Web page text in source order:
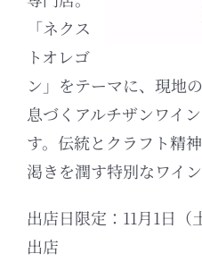
「ネクス
トオレゴ
ン」をテーマに、現地
息づくアルチザンワイ
す。 伝統とクラフト精
渇きを潤す特別なワイ
出店日限定：11月1日
出店